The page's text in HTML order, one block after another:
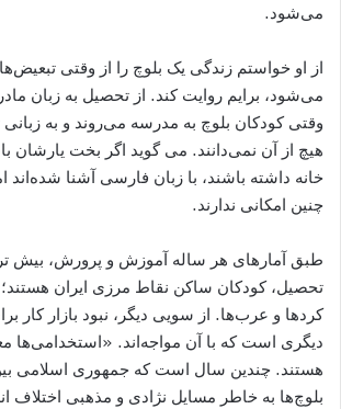
می‌شود.
از او خواستم زندگی یک بلوچ را از وقتی
می‌شود، برایم روایت کند. از تحصیل به زبان
وقتی کودکان بلوچ به مدرسه می‌روند و به
هیچ از آن نمی‌دانند. می گوید اگر بخت یارشان
خانه داشته باشند، با زبان فارسی آشنا شده‌اند
چنین امکانی ندارند.
طبق آمارهای هر ساله آموزش و پرورش، بیش
تحصیل، کودکان ساکن نقاط مرزی ایران هستند؛
کردها و عرب‌ها. از سویی دیگر، نبود بازار کار
دیگری‌ است که با آن مواجه‌اند. «استخدامی‌ها
هستند. چندین سال است که جمهوری اسلامی
بلوچ‌ها به خاطر مسایل نژادی و مذهبی اختلاف